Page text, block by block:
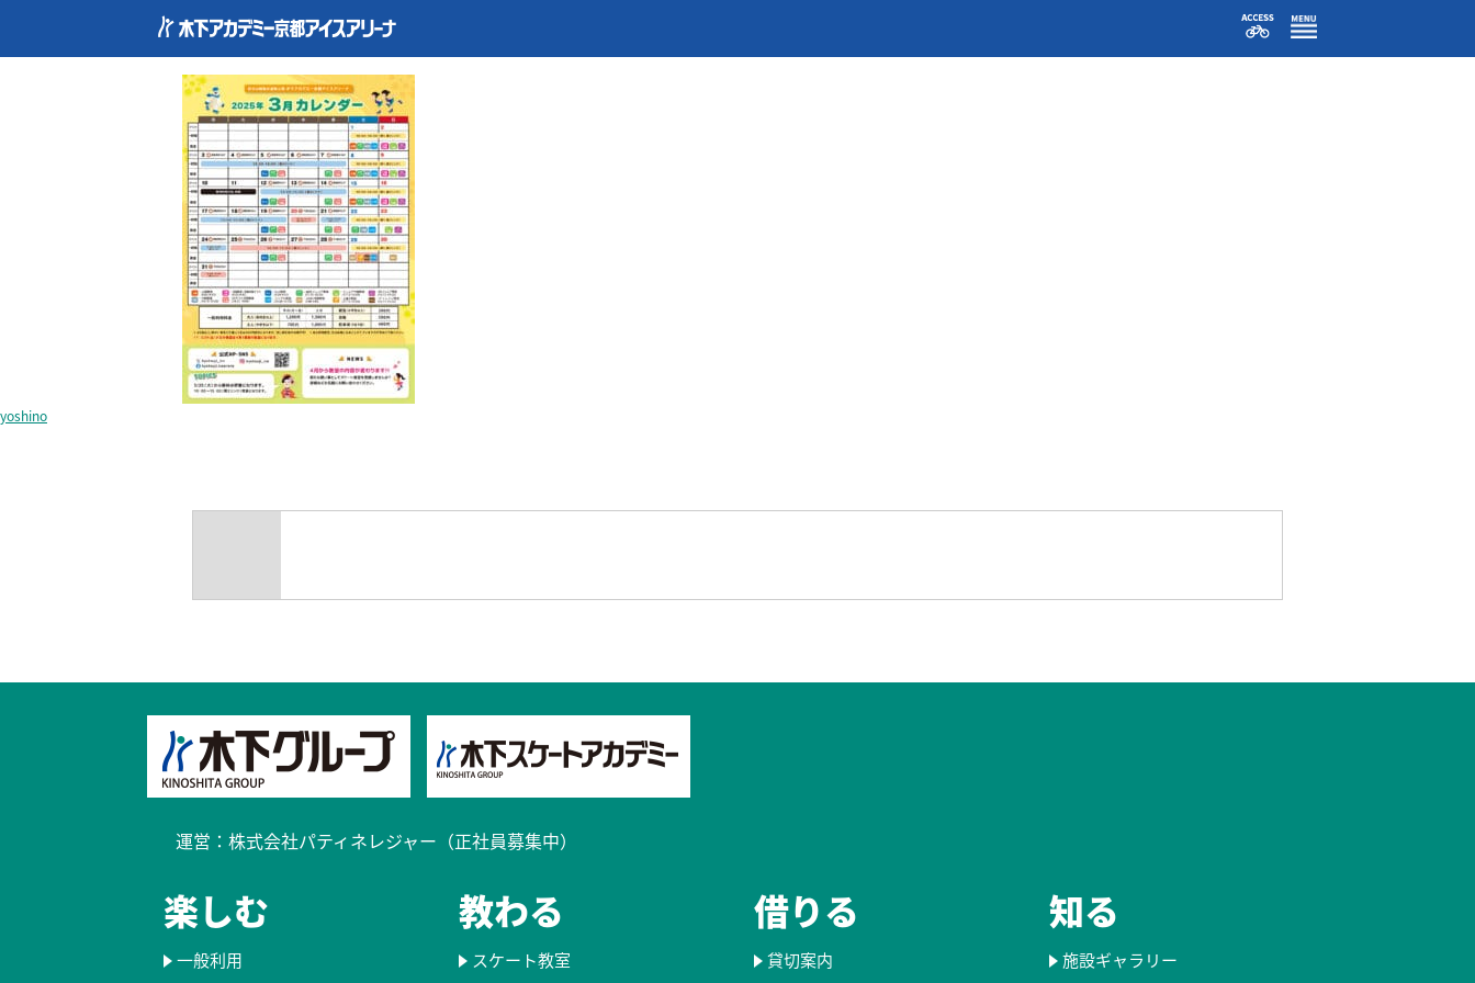
kyoto_calendar202503-1
yoshino
運営： 株式会社パティネレジャー（正社員募集中）​
楽しむ
一般利用
教わる
スケート教室
借りる
貸切案内
知る
施設ギャラリー